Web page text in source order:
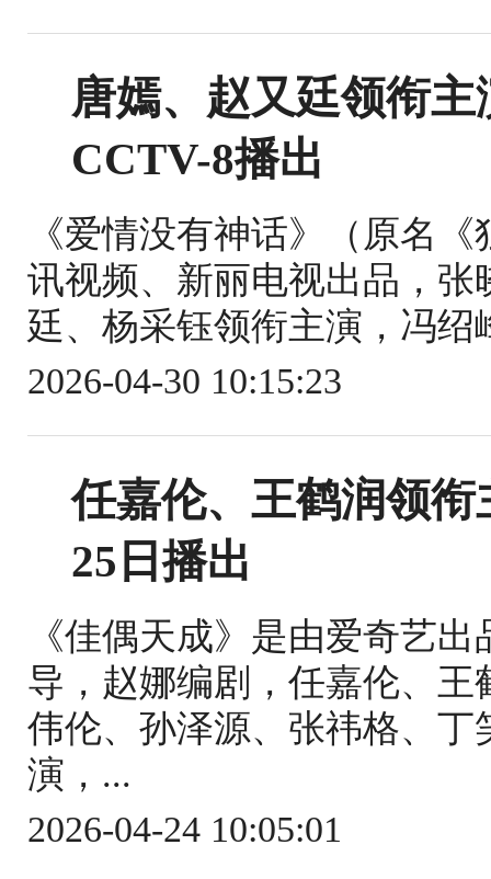
唐嫣、赵又廷领衔
CCTV-8播出
《爱情没有神话》（原名
讯视频、新丽电视出品，
廷、杨采钰领衔主演，冯
2026-04-30 10:15:23
任嘉伦、王鹤润领
25日播出
《佳偶天成》是由爱奇艺
导，赵娜编剧，任嘉伦、
伟伦、孙泽源、张祎格、
演，...
2026-04-24 10:05:01